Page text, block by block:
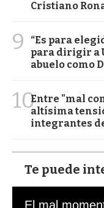
Cristiano
9
“Es para
para dirigir a
abuelo como
10Entre "mal
altísima
integrantes
Te puede